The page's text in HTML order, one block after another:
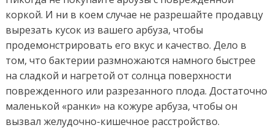
коркой. И ни в коем случае не разрешайте продавцу
вырезать кусок из вашего арбуза, чтобы
продемонстрировать его вкус и качество. Дело в
том, что бактерии размножаются намного быстрее
на сладкой и нагретой от солнца поверхности
поврежденного или разрезанного плода. Достаточно
маленькой «ранки» на кожуре арбуза, чтобы он
вызвал желудочно-кишечное расстройство.